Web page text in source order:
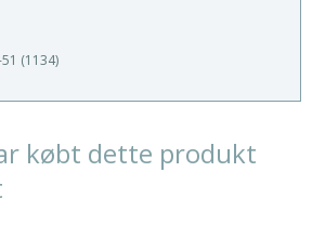
(1134)
købt dette produkt